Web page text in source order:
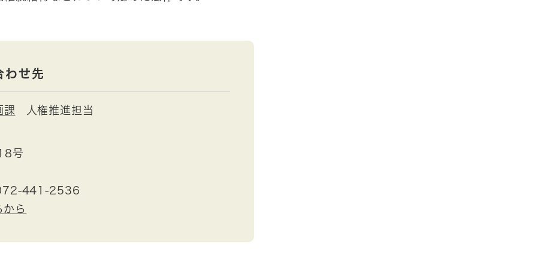
わせ先
課 人権推進担当
号
441-2536
から